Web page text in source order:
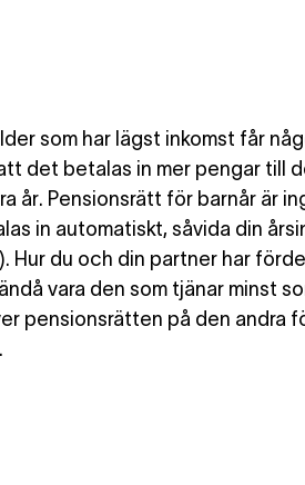
som har lägst inkomst får
det betalas in mer pengar till
år. Pensionsrätt för barnår är
in automatiskt, såvida din
Hur du och din partner har
vara den som tjänar minst
pensionsrätten på den andra